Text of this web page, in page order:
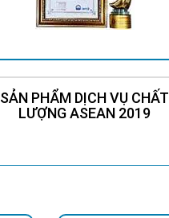
SẢN PHẨM DỊCH VỤ CHẤT
LƯỢNG ASEAN 2019